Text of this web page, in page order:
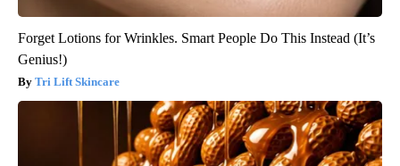
Forget Lotions for Wrinkles. Smart People Do This Instead (It’s
Genius!)
Tri Lift Skincare